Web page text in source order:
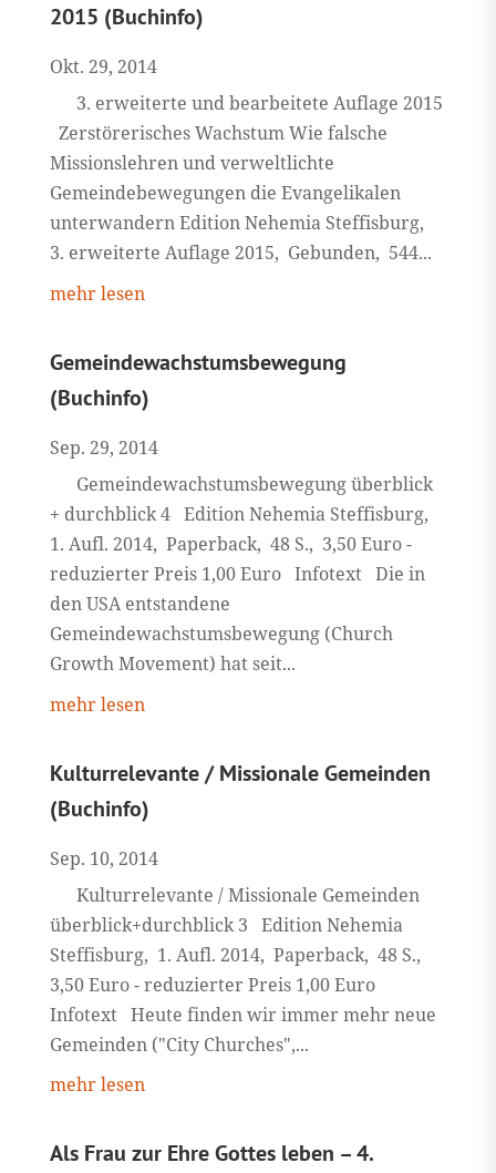
2015 (Buchinfo)
Okt. 29, 2014
3. erweiterte und bearbeitete Auflage 2015
Zerstörerisches Wachstum Wie falsche
Missionslehren und verweltlichte
Gemeindebewegungen die Evangelikalen
unterwandern Edition Nehemia Steffisburg,
3. erweiterte Auflage 2015, Gebunden, 544...
mehr lesen
Gemeindewachstumsbewegung
(Buchinfo)
Sep. 29, 2014
Gemeindewachstumsbewegung überblick
+ durchblick 4 Edition Nehemia Steffisburg,
1. Aufl. 2014, Paperback, 48 S., 3,50 Euro -
reduzierter Preis 1,00 Euro Infotext Die in
den USA entstandene
Gemeindewachstumsbewegung (Church
Growth Movement) hat seit...
mehr lesen
Kulturrelevante / Missionale Gemeinden
(Buchinfo)
Sep. 10, 2014
Kulturrelevante / Missionale Gemeinden
überblick+durchblick 3 Edition Nehemia
Steffisburg, 1. Aufl. 2014, Paperback, 48 S.,
3,50 Euro - reduzierter Preis 1,00 Euro
Infotext Heute finden wir immer mehr neue
Gemeinden ("City Churches",...
mehr lesen
Als Frau zur Ehre Gottes leben – 4.